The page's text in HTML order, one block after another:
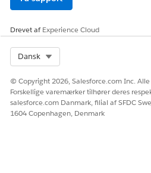
Giv os besked, så vi
Ja
Drevet afExperience Cloud
Dansk
© Copyright 2026, Salesforce.com Inc.
Forskellige varemærker tilhører deres
salesforce.com Danmark, filial af SFDC
1604 Copenhagen, Denmark